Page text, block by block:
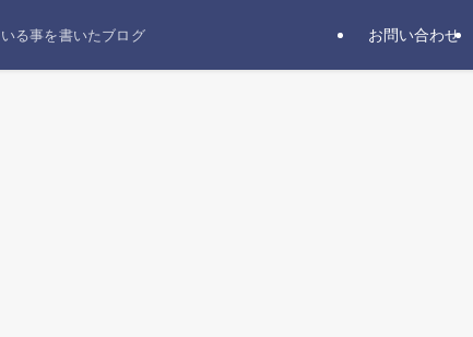
る事を書いたブログ お問い合わせ